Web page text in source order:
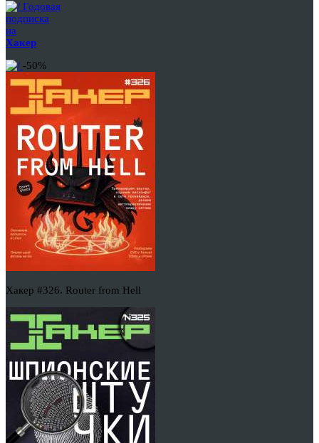
Годовая
подписка
на
Хакер
-50%
Хакер #326. Router from Hell